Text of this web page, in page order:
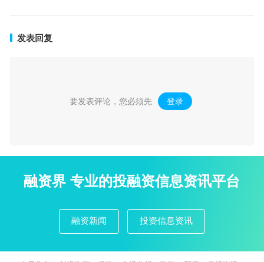
发表回复
要发表评论，您必须先 登录 。
融资界 专业的投融资信息资讯平台
融资新闻 投资信息资讯